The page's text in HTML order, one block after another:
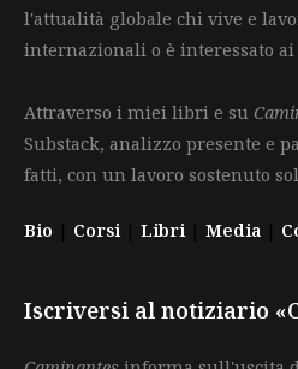
l'attualità globale chi vive e
internazionali o è interessato
Attraverso i miei libri e su
Substack, analizzo presente e
fatti, con un lavoro sostenuto
Bio | Corsi | Libri | Media |
Iscriversi al notiziario